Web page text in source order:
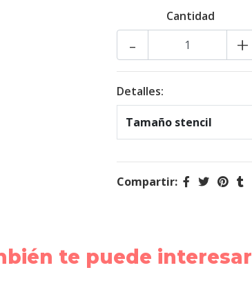
Cantidad
+
-
Detalles:
Tamaño stencil
Compartir:
te puede interesar